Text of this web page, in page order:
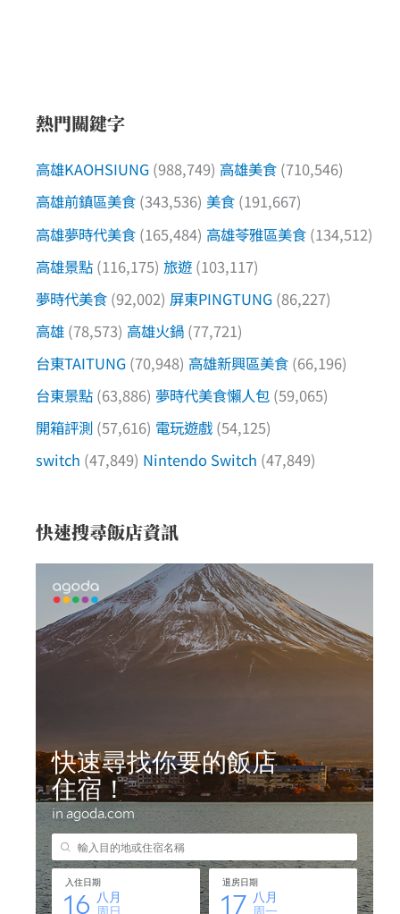
熱門關鍵字
高雄KAOHSIUNG (988,749) 高雄美食 (710,546)
高雄前鎮區美食 (343,536) 美食 (191,667)
高雄夢時代美食 (165,484) 高雄苓雅區美食 (134,512)
高雄景點 (116,175) 旅遊 (103,117)
夢時代美食 (92,002) 屏東PINGTUNG (86,227)
高雄 (78,573) 高雄火鍋 (77,721)
台東TAITUNG (70,948) 高雄新興區美食 (66,196)
台東景點 (63,886) 夢時代美食懶人包 (59,065)
開箱評測 (57,616) 電玩遊戲 (54,125)
switch (47,849) Nintendo Switch (47,849)
快速搜尋飯店資訊